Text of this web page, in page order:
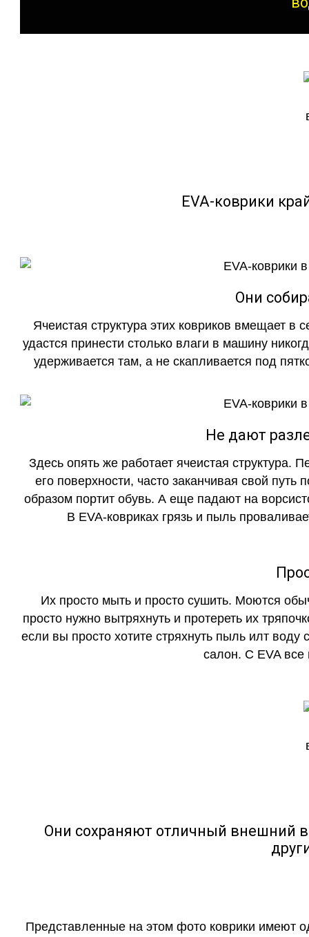
EVA-коврики
Они
Ячеистая структура этих ковриков вмещает в
удастся принести столько влаги в машину
удерживается там, а не скапливается под
Не дают
Здесь опять же работает ячеистая структура.
его поверхности, часто заканчивая свой
образом портит обувь. А еще падают на
В EVA-ковриках грязь и пыль
Их просто мыть и просто сушить. Моются
просто нужно вытряхнуть и протереть их
если вы просто хотите стряхнуть пыль илт воду
салон. С EVA все
Они сохраняют отличный внешний
Представленные на этом фото коврики имеют